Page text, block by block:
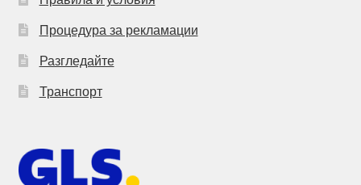
Процедура за рекламации
Разгледайте
Транспорт